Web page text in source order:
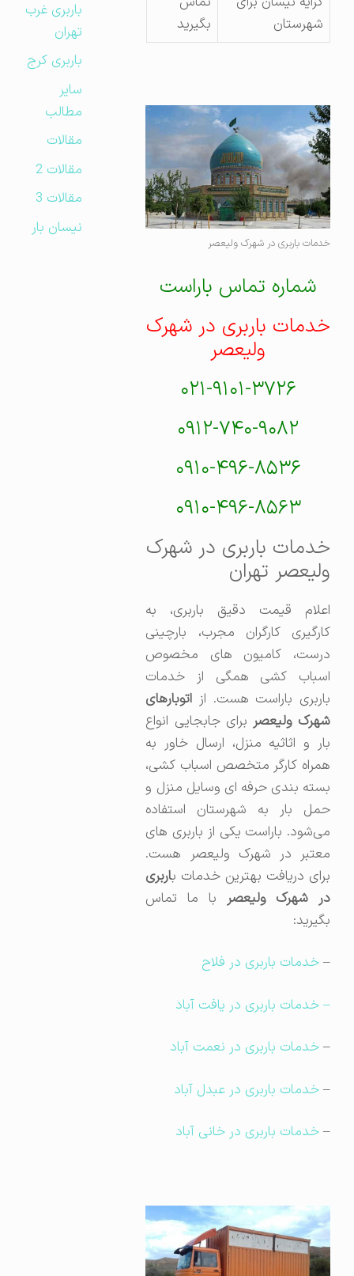
شهرستان
بگیرید
خدمات باربری در شهرک ولیعصر
شماره تماس باراست
خدمات باربری در شهرک
ولیعصر
۰۲۱-۹۱۰۱-۳۷۲۶
۰۹۱۲-۷۴۰-۹۰۸۲
۰۹۱۰-۴۹۶-۸۵۳۶
۰۹۱۰-۴۹۶-۸۵۶۳
خدمات باربری در شهرک
ولیعصر تهران
اعلام قیمت دقیق باربری، به
کارگیری کارگران مجرب، بارچینی
درست، کامیون های مخصوص
اسباب کشی همگی از خدمات
باربری باراست هست. ازاتوبارهای
شهرک ولیعصربرای جابجایی انواع
بار و اثاثیه منزل، ارسال خاور به
همراه کارگر متخصص اسباب کشی،
بسته بندی حرفه ای وسایل منزل و
حمل بار به شهرستان استفاده
می‌شود. باراست یکی از باربری های
معتبر در شهرک ولیعصر هست.
برای دریافت بهترین خدمات باربری
در شهرک ولیعصربا ما تماس
بگیرید:
خدمات باربری در فلاح
– خدمات باربری در یافت آباد
خدمات باربری در نعمت آباد
خدمات باربری در عبدل آباد
خدمات باربری در خانی آباد
باربری غرب
تهران
باربری کرج
مطالب
مقالات
مقالات 2
مقالات 3
نیسان بار